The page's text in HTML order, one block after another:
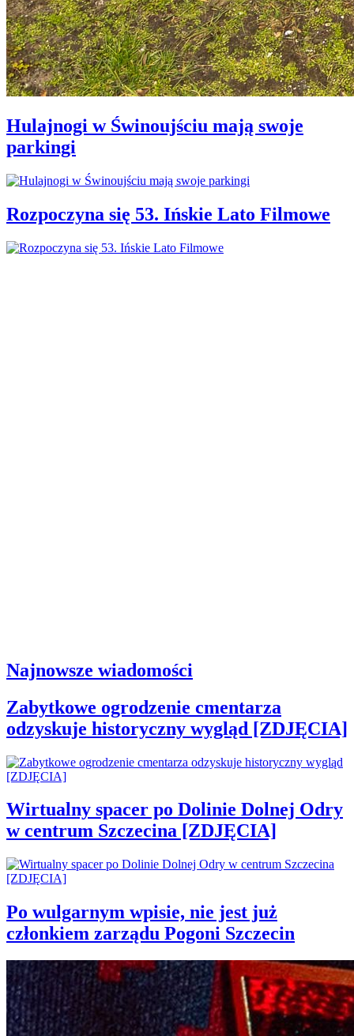
Hulajnogi w Świnoujściu mają swoje
parkingi
Rozpoczyna się 53. Ińskie Lato Filmowe
Najnowsze wiadomości
Zabytkowe ogrodzenie cmentarza
odzyskuje historyczny wygląd [ZDJĘCIA]
Wirtualny spacer po Dolinie Dolnej Odry
w centrum Szczecina [ZDJĘCIA]
Po wulgarnym wpisie, nie jest już
członkiem zarządu Pogoni Szczecin